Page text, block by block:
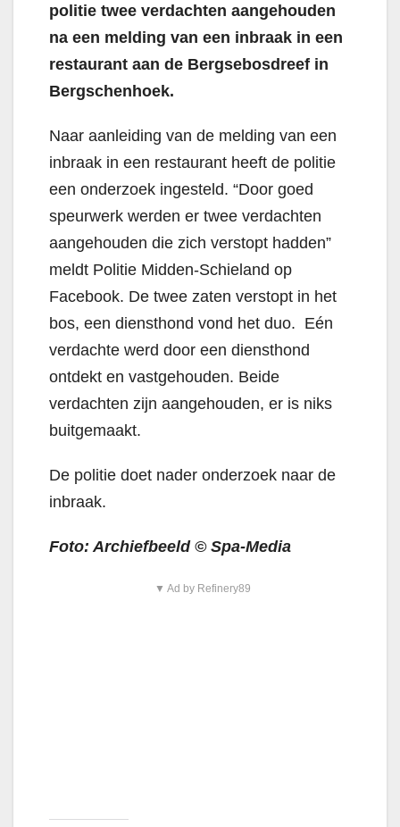
politie twee verdachten aangehouden
na een melding van een inbraak in een
restaurant aan de Bergsebosdreef in
Bergschenhoek.
Naar aanleiding van de melding van een
inbraak in een restaurant heeft de politie
een onderzoek ingesteld. “Door goed
speurwerk werden er twee verdachten
aangehouden die zich verstopt hadden”
meldt Politie Midden-Schieland op
Facebook. De twee zaten verstopt in het
bos, een diensthond vond het duo. Eén
verdachte werd door een diensthond
ontdekt en vastgehouden. Beide
verdachten zijn aangehouden, er is niks
buitgemaakt.
De politie doet nader onderzoek naar de
inbraak.
Foto: Archiefbeeld © Spa-Media
▼ Ad by Refinery89